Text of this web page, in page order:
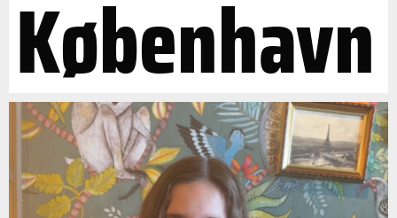
København